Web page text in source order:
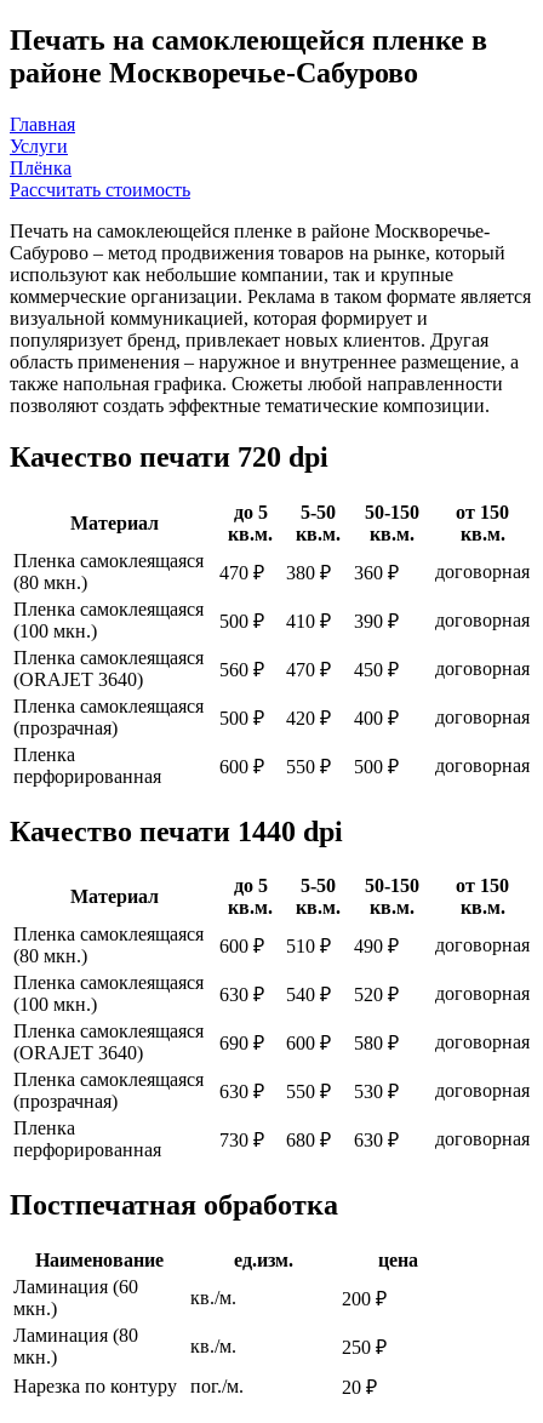
Печать на самоклеющейся пленке в
районе Москворечье-Сабурово
Главная
Услуги
Плёнка
Рассчитать стоимость
Печать на самоклеющейся пленке в районе Москворечье-
Сабурово – метод продвижения товаров на рынке, который
используют как небольшие компании, так и крупные
коммерческие организации. Реклама в таком формате является
визуальной коммуникацией, которая формирует и
популяризует бренд, привлекает новых клиентов. Другая
область применения – наружное и внутреннее размещение, а
также напольная графика. Сюжеты любой направленности
позволяют создать эффектные тематические композиции.
Качество печати 720 dpi
Материал
до 5
кв.м.
5-50
кв.м.
50-150
кв.м.
от 150
кв.м.
Пленка самоклеящаяся
(80 мкн.)
470 ₽ 380 ₽ 360 ₽
договорная
Пленка самоклеящаяся
(100 мкн.)
500 ₽ 410 ₽ 390 ₽
договорная
Пленка самоклеящаяся
(ORAJET 3640)
560 ₽ 470 ₽ 450 ₽
договорная
Пленка самоклеящаяся
(прозрачная)
500 ₽ 420 ₽ 400 ₽
договорная
Пленка
перфорированная
600 ₽ 550 ₽ 500 ₽ договорная
Качество печати 1440 dpi
Материал
до 5
кв.м.
5-50
кв.м.
50-150
кв.м.
от 150
кв.м.
Пленка самоклеящаяся
(80 мкн.)
600 ₽ 510 ₽ 490 ₽
договорная
Пленка самоклеящаяся
(100 мкн.)
630 ₽ 540 ₽ 520 ₽
договорная
Пленка самоклеящаяся
(ORAJET 3640)
690 ₽ 600 ₽ 580 ₽
договорная
Пленка самоклеящаяся
(прозрачная)
630 ₽ 550 ₽ 530 ₽
договорная
Пленка
перфорированная
730 ₽ 680 ₽ 630 ₽ договорная
Постпечатная обработка
Наименование ед.изм.
цена
Ламинация (60
мкн.)
кв./м.
200 ₽
Ламинация (80
мкн.)
кв./м.
250 ₽
Нарезка по контуру
пог./м. 20 ₽